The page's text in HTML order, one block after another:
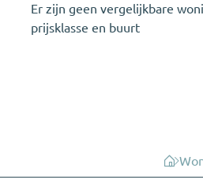
Er zijn geen vergelijkbare
prijsklasse en buurt